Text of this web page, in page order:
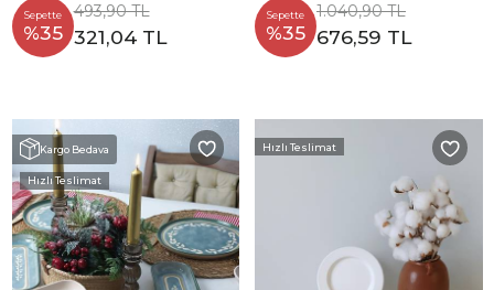
Sepette
%35
493,90 TL
321,04 TL
Sepette
%35
1.040,90 TL
676,59 TL
Kargo Bedava
Hızlı Teslimat
Hızlı Teslimat